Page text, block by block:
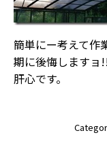
簡単にー考えて作
期に後悔しますョ
肝心です。